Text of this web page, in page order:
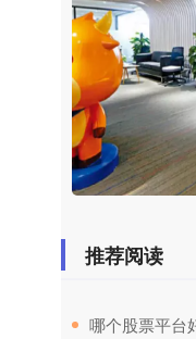
推荐阅读
哪个股票平台